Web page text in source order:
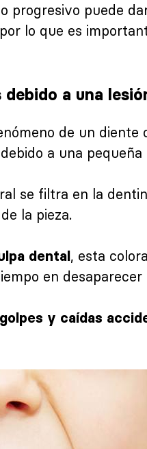
progresivo puede
lo que es
a una
de un diente
debido a una
se filtra en la
la pieza.
dental, esta
en
y caídas